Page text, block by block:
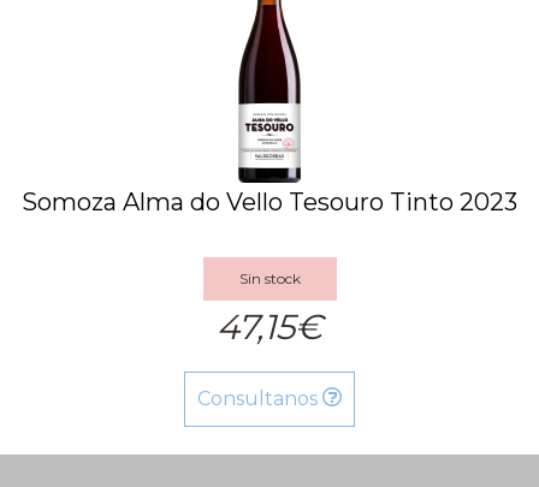
Somoza Alma do Vello Tesouro Tinto 2023
Sin stock
47,15€
Consultanos